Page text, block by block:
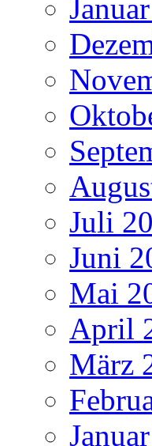
Juli
Juni
Mai
April
März